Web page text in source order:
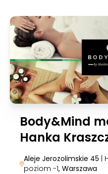
Body&Mind
Hanka
Aleje Jerozolimskie 45 |
poziom -1, Warszawa